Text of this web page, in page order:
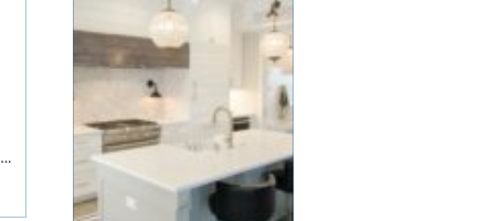
eller en arbetsplats
upplevs. Med
måleri
går
det att s...